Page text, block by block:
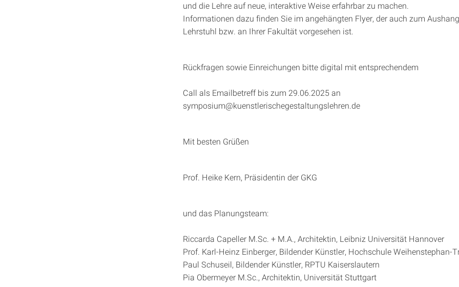
und die Lehre auf neue, interaktive Weise erfahrbar zu machen.
Informationen dazu finden Sie im angehängten Flyer, der auch zum
Lehrstuhl bzw. an Ihrer Fakultät vorgesehen ist.
Rückfragen sowie Einreichungen bitte digital mit entsprechendem
Call als Emailbetreff bis zum 29.06.2025 an
symposium@kuenstlerischegestaltungslehren.de
Mit besten Grüßen
Prof. Heike Kern, Präsidentin der GKG
und das Planungsteam:
Riccarda Capeller M.Sc. + M.A., Architektin, Leibniz Universität Hannover
Prof. Karl-Heinz Einberger, Bildender Künstler, Hochschule Weihenstephan-
Paul Schuseil, Bildender Künstler, RPTU Kaiserslautern
Pia Obermeyer M.Sc., Architektin, Universität Stuttgart